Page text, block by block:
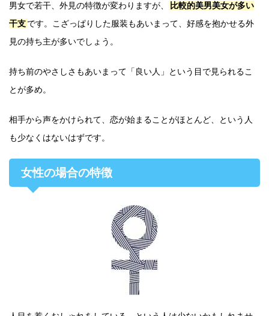
男女で若干、外見の特徴が変わりますが、
比較的美男美女が多い
干支です。こざっぱりした服装もあいまって、好感を抱かせる外
見の持ち主が多いでしょう。
持ち前のやさしさもあいまって「良い人」という目で見られるこ
とが多め。
相手から声をかけられて、恋が始まることがほとんど、という人
も少なくはないはずです。
女性の場合の特徴